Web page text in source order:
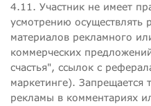
4.11. Участник не имеет
усмотрению осуществлять
материалов рекламного
коммерческих
счастья", ссылок с
маркетинге). Запрещается
рекламы в комментариях